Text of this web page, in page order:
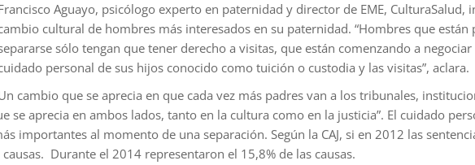
Aguayo, psicólogo experto en paternidad y director de EME, CulturaSalud,
cultural de hombres más interesados en su paternidad. “Hombres que
sólo tengan que tener derecho a visitas, que están comenzando a
personal de sus hijos conocido como tuición o custodia y las visitas”, aclara.
cambio que se aprecia en que cada vez más padres van a los tribunales,
se aprecia en ambos lados, tanto en la cultura como en la justicia”. El cuidado
importantes al momento de una separación. Según la CAJ, si en 2012 las
Durante el 2014 representaron el 15,8% de las causas.